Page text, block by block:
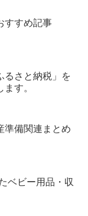
すすめ記事
るさと納税」を
す。
準備関連まとめ
ベビー用品・収